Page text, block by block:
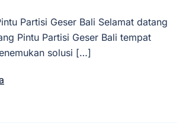
Partisi Geser Bali Selamat datang
Pintu Partisi Geser Bali tempat
solusi […]